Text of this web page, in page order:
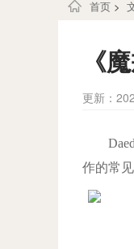
首页 >
《
更新：
作的常见
Q.